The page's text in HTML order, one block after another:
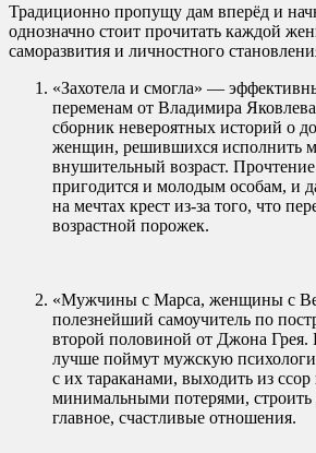
Традиционно пропущу дам вперёд и
однозначно стоит прочитать каждой
саморазвития и личностного
«Захотела и смогла» —
переменам от Владимира
сборник невероятных историй о
женщин, решившихся исполнить
внушительный возраст.
пригодится и молодым особам, и
на мечтах крест из-за того, что
возрастной порожек.
«Мужчины с Марса, женщины с
полезнейший самоучитель по
второй половиной от Джона Грея.
лучше поймут мужскую
с их тараканами, выходить из
минимальными потерями,
главное, счастливые отношения.